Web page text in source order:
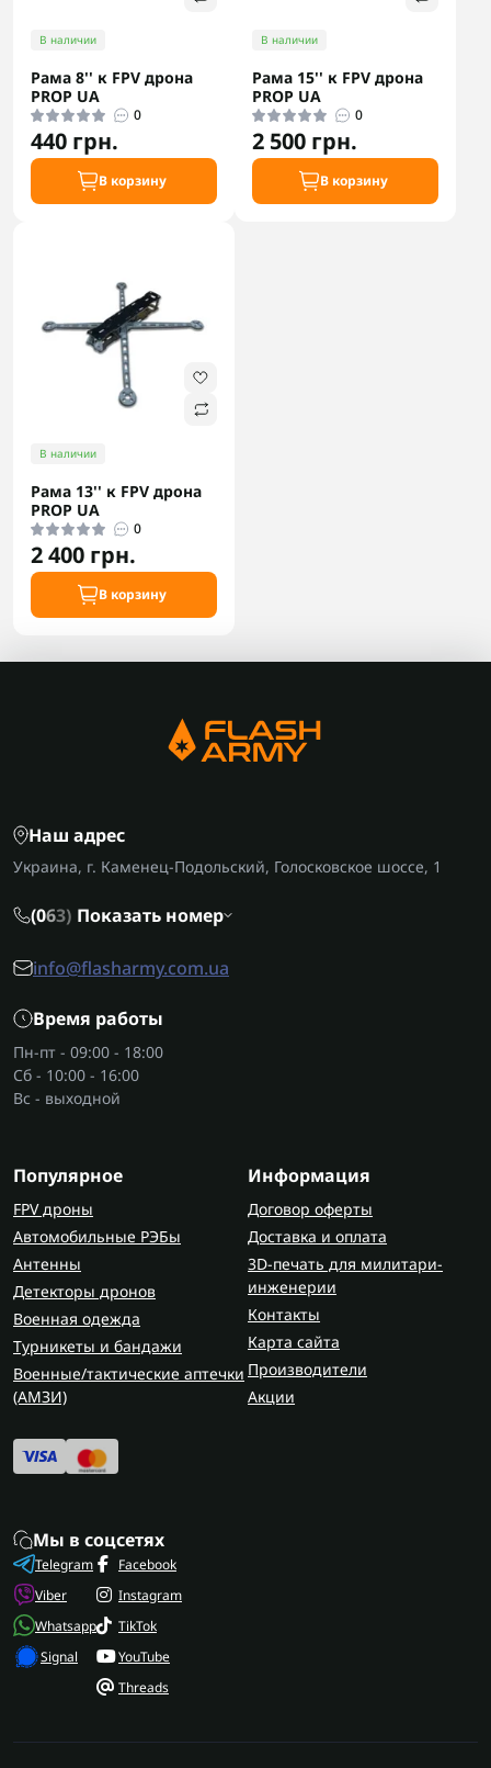
В наличии
Рама 8'' к FPV дрона
PROP UA
0
440 грн.
В корзину
В наличии
Рама 15'' к FPV дрона
PROP UA
0
2 500 грн.
В корзину
В наличии
Рама 13'' к FPV дрона
PROP UA
0
2 400 грн.
В корзину
Наш адрес
Украина, г. Каменец-Подольский, Голосковское шоссе, 1
(063) Показать номер
info@flasharmy.com.ua
Время работы
Пн-пт - 09:00 - 18:00
Сб - 10:00 - 16:00
Вс - выходной
Популярное
FPV дроны
Автомобильные РЭБы
Антенны
Детекторы дронов
Военная одежда
Турникеты и бандажи
Военные/тактические аптечки
(AMЗИ)
Информация
Договор оферты
Доставка и оплата
3D-печать для милитари-
инженерии
Контакты
Карта сайта
Производители
Акции
Мы в соцсетях
Telegram
Viber
Whatsapp
Signal
Facebook
Instagram
TikTok
YouTube
Threads